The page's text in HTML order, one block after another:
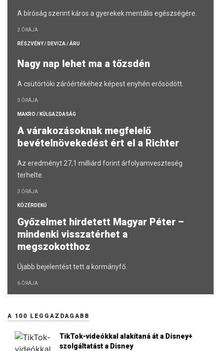
A bíróság szerint káros a gyerekek mentális egészségére.
2 ÓRÁJA
RÉSZVÉNY / DEVIZA / ÁRU
Nagy nap lehet ma a tőzsdén
A csütörtöki záróértékéhez képest enyhén erősödött.
3 ÓRÁJA
MAKRO / KÜLGAZDASÁG
A várakozásoknak megfelelő
bevételnövekedést ért el a Richter
Az eredményt 27,1 milliárd forint árfolyamveszteség
terhelte.
3 ÓRÁJA
KÖZÉRDEKŰ
Győzelmet hirdetett Magyar Péter –
mindenki visszatérhet a
megszokotthoz
Újabb bejelentést tett a kormányfő.
6 ÓRÁJA
A 100 LEGGAZDAGABB
TikTok-videókkal alakítaná át a Disney+
szolgáltatást a Disney